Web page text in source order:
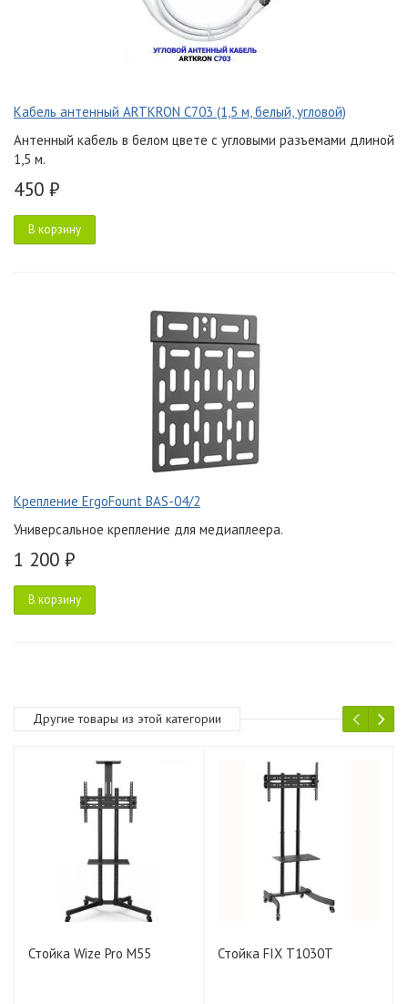
Кабель антенный ARTKRON C703 (1,5 м, белый, угловой)
Антенный кабель в белом цвете с угловыми разъемами длиной
1,5 м.
450 ₽
В корзину
Крепление ErgoFount BAS-04/2
Универсальное крепление для медиаплеера.
1 200 ₽
В корзину
Другие товары из этой категории
Стойка Wize Pro M55 Стойка FIX T1030T